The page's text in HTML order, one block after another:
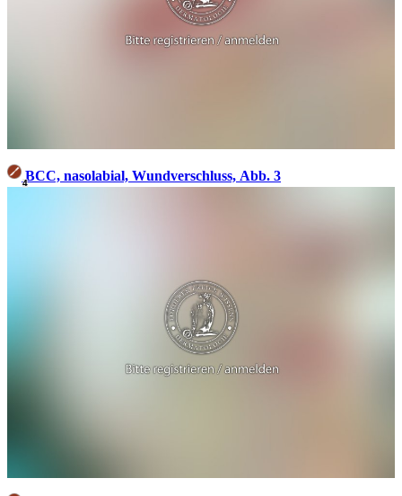
4BCC, nasolabial, Wundverschluss, Abb. 3